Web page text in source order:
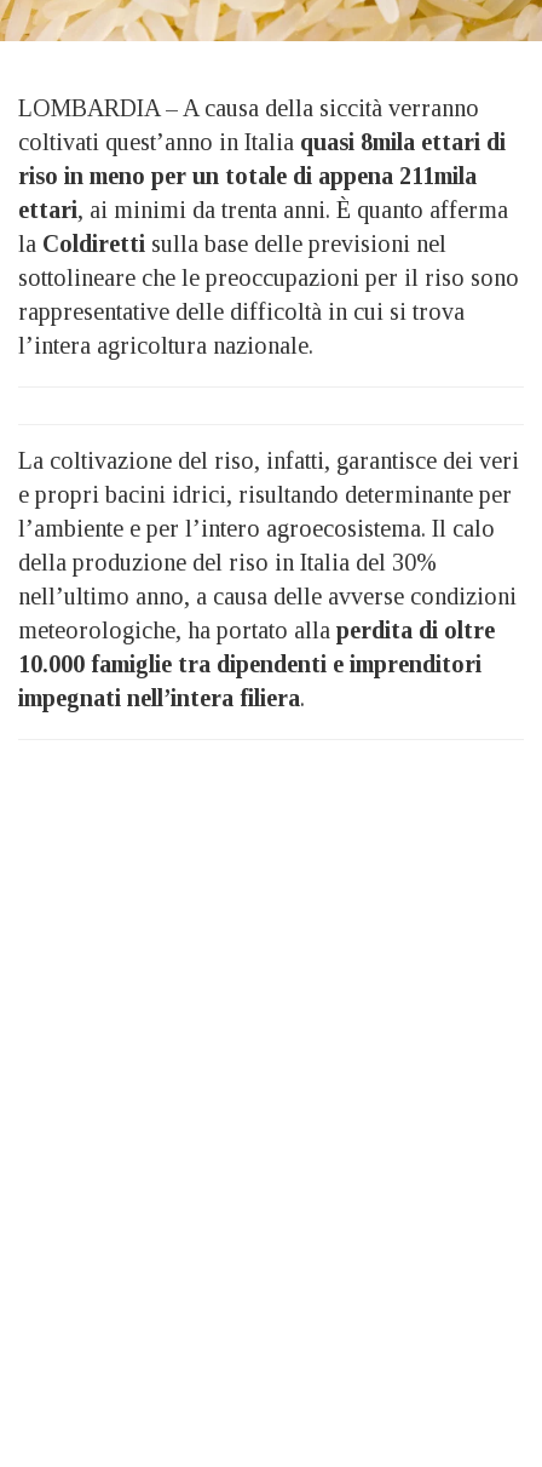
LOMBARDIA – A causa della siccità verranno
coltivati quest’anno in Italia quasi 8mila ettari di
riso in meno per un totale di appena 211mila
ettari, ai minimi da trenta anni. È quanto afferma
la Coldiretti sulla base delle previsioni nel
sottolineare che le preoccupazioni per il riso sono
rappresentative delle difficoltà in cui si trova
l’intera agricoltura nazionale.
La coltivazione del riso, infatti, garantisce dei veri
e propri bacini idrici, risultando determinante per
l’ambiente e per l’intero agroecosistema. Il calo
della produzione del riso in Italia del 30%
nell’ultimo anno, a causa delle avverse condizioni
meteorologiche, ha portato alla perdita di oltre
10.000 famiglie tra dipendenti e imprenditori
impegnati nell’intera filiera.